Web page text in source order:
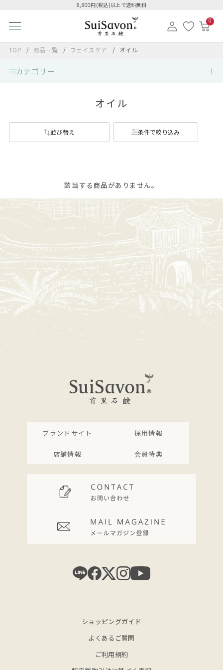
8,800円(税込)以上で送料無料
0
TOP 商品一覧 フェイスケア オイル
カテゴリー
オイル
並び替え 条件で絞り込み
該当する商品がありません。
ブランドサイト 採用情報
店舗情報 会員特典
ショッピングガイド
よくあるご質問
ご利用規約